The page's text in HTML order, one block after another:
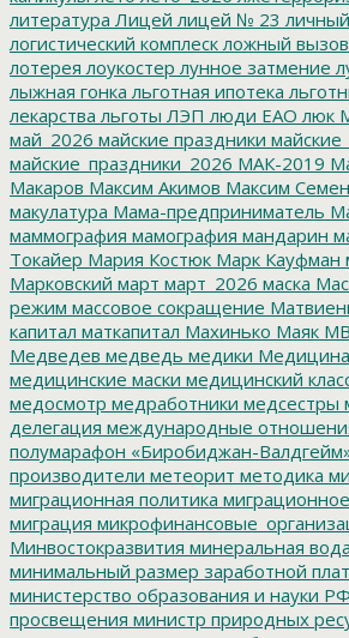
литература Лицей лицей № 23
логистический комплеск ложный вызов
лотерея лоукостер лунное затмение
лыжная гонка льготная ипотека
лекарства льготы ЛЭП люди ЕАО люк
май_2026 майские праздники
майские_праздники_2026 МАК-2019
Макаров Максим Акимов Максим
макулатура Мама-предприниматель
маммография мамография мандарин
Токайер Мария Костюк Марк Кауфман
Марковский март март_2026 маска
режим массовое сокращение
капитал маткапитал Махинько Маяк
Медведев медведь медики Медицина
медицинские маски медицинский
медосмотр медработники медсестры
делегация международные
полумарафон «Биробиджан-
производители метеорит методика
миграционная политика
миграция
Минвостокразвития минеральная вода
минимальный размер заработной
министерство образования и науки РФ
просвещения министр природных